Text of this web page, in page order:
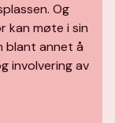
Og
kan møte i sin
blant annet å
involvering av